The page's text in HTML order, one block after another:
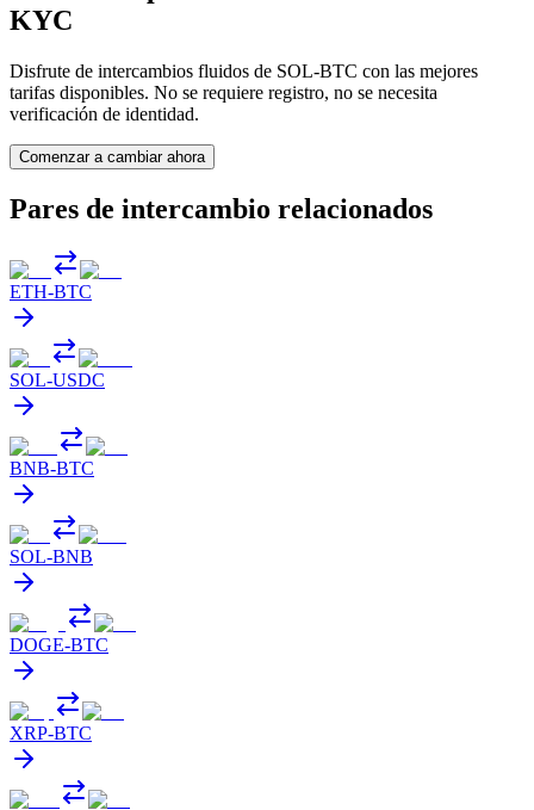
KYC
Disfrute de intercambios fluidos de SOL-BTC con las mejores
tarifas disponibles. No se requiere registro, no se necesita
verificación de identidad.
Comenzar a cambiar ahora
Pares de intercambio relacionados
ETH-BTC
SOL-USDC
BNB-BTC
SOL-BNB
DOGE-BTC
XRP-BTC